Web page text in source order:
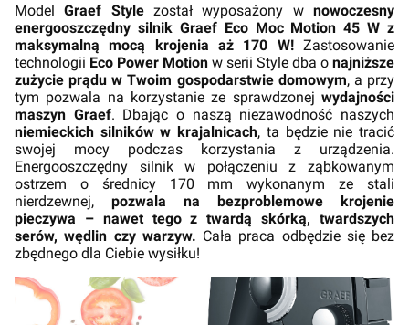
ModelGraef Stylezostał wyposażony wnowoczesny
energooszczędny silnik Graef Eco Moc Motion 45 W z
maksymalną mocą krojenia aż 170 W!Zastosowanie
technologii Eco Power Motion w serii Style dba o najniższe
zużycie prądu w Twoim gospodarstwie domowym, a przy
tym pozwala na korzystanie ze sprawdzonej wydajności
maszyn Graef. Dbając o naszą niezawodność naszych
niemieckich silników w krajalnicach, ta będzie nie tracić
swojej mocy podczas korzystania z urządzenia.
Energooszczędny silnik w połączeniu z ząbkowanym
ostrzem o średnicy 170 mm wykonanym ze stali
nierdzewnej, pozwala na bezproblemowe krojenie
pieczywa – nawet tego z twardą skórką, twardszych
serów, wędlin czy warzyw. Cała praca odbędzie się bez
zbędnego dla Ciebie wysiłku!